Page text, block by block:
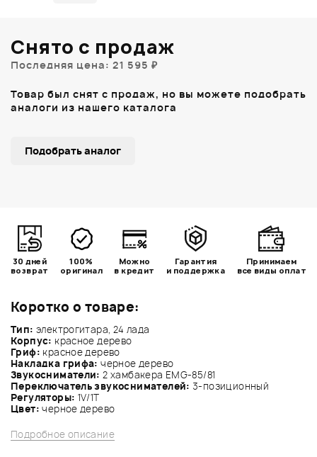
Коротко о товаре:
Тип: электрогитара, 24 лада
Корпус: красное дерево
Гриф: красное дерево
Накладка грифа:черное дерево
Звукосниматели:2 хамбакера EMG-85/81
Переключатель звукоснимателей: 3-позиционный
Регуляторы: 1V/1Т
Цвет:черное дерево
Подробное описание
Снято с продаж
Последняя цена: 21 595 ₽
Товар был снят с продаж, но вы можете подобрать
аналоги из нашего каталога
Подобрать аналог
30 дней
возврат
100%
оригинал
Можно
в кредит
Гарантия
и поддержка
Принимаем
все виды оплат